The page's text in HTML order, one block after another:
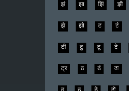
झं झा झिं झी
झे झो ट टं
टी टु टू टे
ट्र ठ ठं ठा
ठु ठू ठे ठो